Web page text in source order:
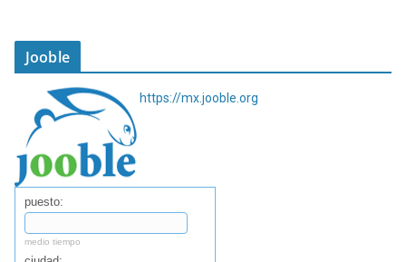
Jooble
https://mx.jooble.org
puesto:
medio tiempo